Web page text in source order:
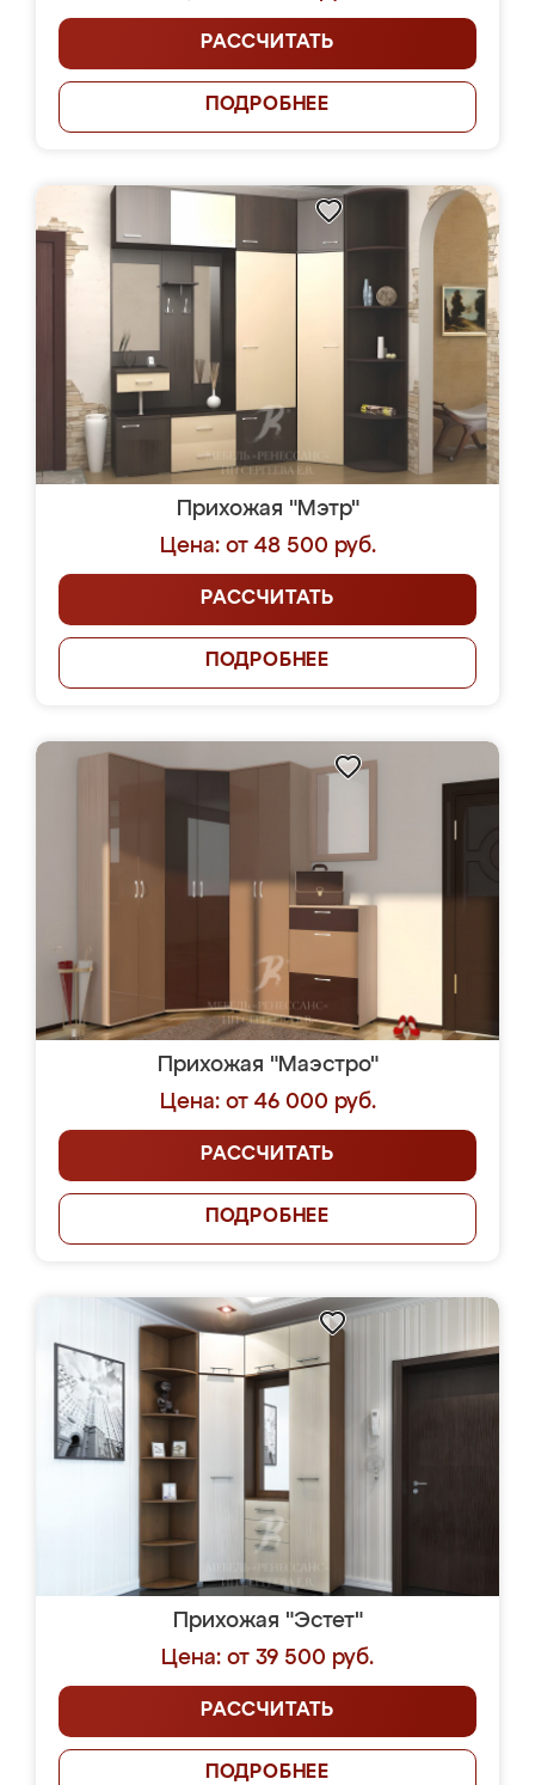
РАССЧИТАТЬ
ПОДРОБНЕЕ
Прихожая "Мэтр"
Цена: от 48 500 руб.
РАССЧИТАТЬ
ПОДРОБНЕЕ
Прихожая "Маэстро"
Цена: от 46 000 руб.
РАССЧИТАТЬ
ПОДРОБНЕЕ
Прихожая "Эстет"
Цена: от 39 500 руб.
РАССЧИТАТЬ
ПОДРОБНЕЕ